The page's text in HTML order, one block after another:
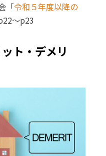
「令和５年度以降の
～p23
ト・デメリ